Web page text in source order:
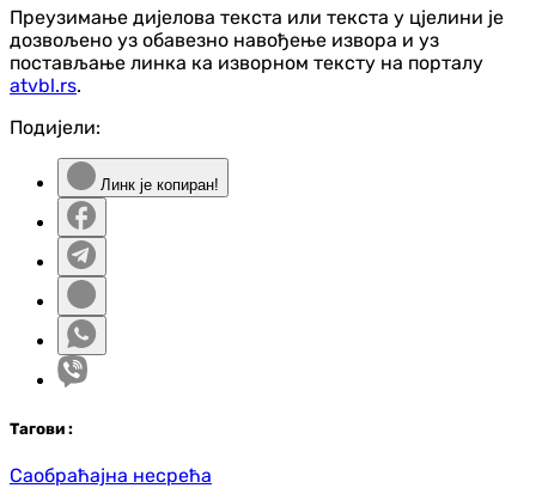
Преузимање дијелова текста или текста у цјелини је
дозвољено уз обавезно навођење извора и уз
постављање линка ка изворном тексту на порталу
atvbl.rs.
Подијели:
Линк је копиран!
Тагови :
Саобраћајна несрећа